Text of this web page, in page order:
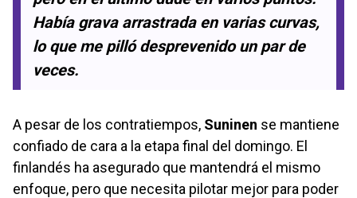
Había grava arrastrada en varias curvas,
lo que me pilló desprevenido un par de
veces.
A pesar de los contratiempos, Suninen se mantiene
confiado de cara a la etapa final del domingo. El
finlandés ha asegurado que mantendrá el mismo
enfoque, pero que necesita pilotar mejor para poder